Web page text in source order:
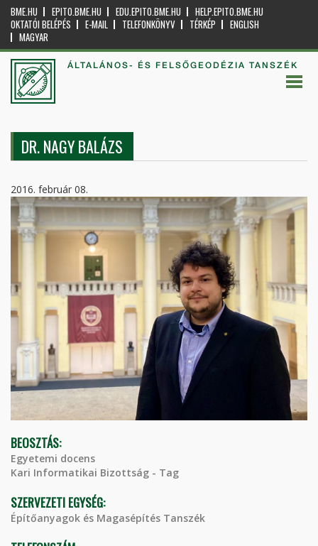
BME.HU EPITO.BME.HU EDU.EPITO.BME.HU
HELP.EPITO.BME.HU
OKTATÓI BELÉPÉS
E-MAIL TELEFONKÖNYV TÉRKÉP
ENGLISH
MAGYAR
ÁLTALÁNOS- ÉS FELSŐGEODÉZIA TANSZÉK
DR. NAGY BALÁZS
2016. február 08.
BEOSZTÁS:
Egyetemi docens
Kari Informatikai Bizottság - Tag
SZERVEZETI EGYSÉG:
Építőanyagok és Magasépítés Tanszék